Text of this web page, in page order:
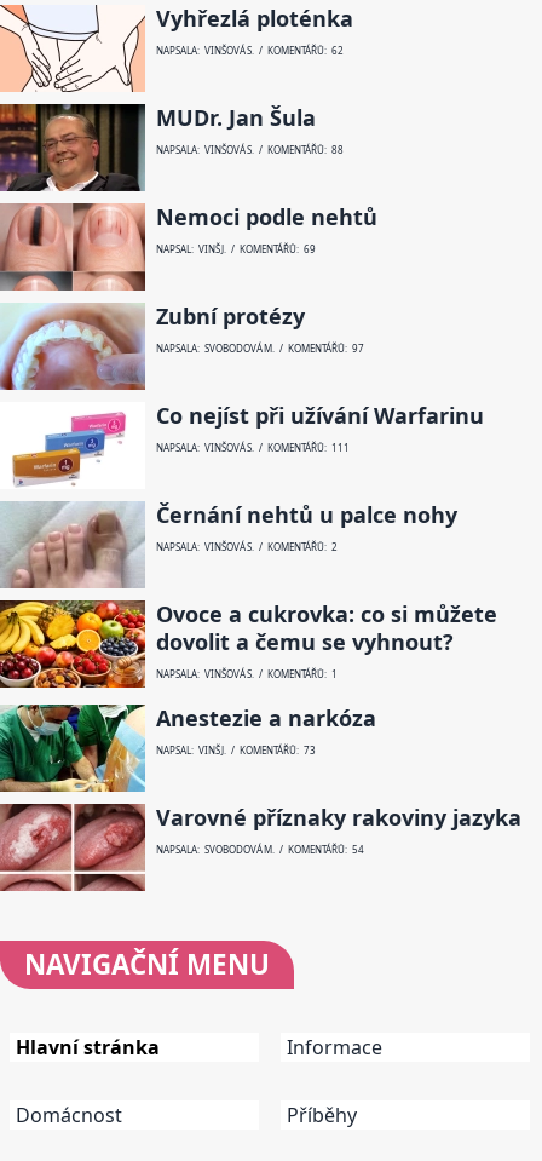
Vyhřezlá ploténka
NAPSALA: VINŠOVÁ S. / KOMENTÁŘŮ: 62
MUDr. Jan Šula
NAPSALA: VINŠOVÁ S. / KOMENTÁŘŮ: 88
Nemoci podle nehtů
NAPSAL: VINŠ J. / KOMENTÁŘŮ: 69
Zubní protézy
NAPSALA: SVOBODOVÁ M. / KOMENTÁŘŮ: 97
Co nejíst při užívání Warfarinu
NAPSALA: VINŠOVÁ S. / KOMENTÁŘŮ: 111
Černání nehtů u palce nohy
NAPSALA: VINŠOVÁ S. / KOMENTÁŘŮ: 2
Ovoce a cukrovka: co si můžete
dovolit a čemu se vyhnout?
NAPSALA: VINŠOVÁ S. / KOMENTÁŘŮ: 1
Anestezie a narkóza
NAPSAL: VINŠ J. / KOMENTÁŘŮ: 73
Varovné příznaky rakoviny jazyka
NAPSALA: SVOBODOVÁ M. / KOMENTÁŘŮ: 54
NAVIGAČNÍ MENU
Hlavní stránka
Domácnost
Informace
Příběhy